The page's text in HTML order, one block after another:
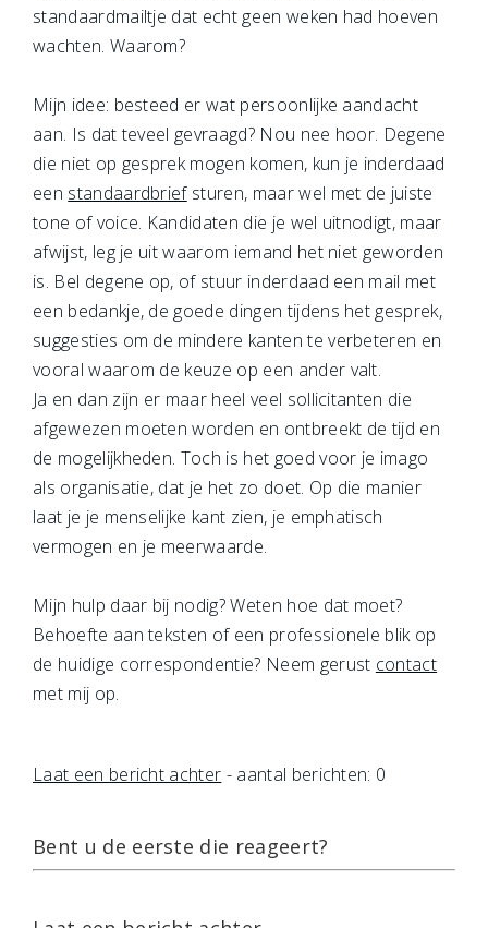
standaardmailtje dat echt geen weken had hoeven
wachten. Waarom?
Mijn idee: besteed er wat persoonlijke aandacht
aan. Is dat teveel gevraagd? Nou nee hoor. Degene
die niet op gesprek mogen komen, kun je inderdaad
een standaardbriefsturen, maar wel met de juiste
tone of voice. Kandidaten die je wel uitnodigt, maar
afwijst, leg je uit waarom iemand het niet geworden
is. Bel degene op, of stuur inderdaad een mail met
een bedankje, de goede dingen tijdens het gesprek,
suggesties om de mindere kanten te verbeteren en
vooral waarom de keuze op een ander valt.
Ja en dan zijn er maar heel veel sollicitanten die
afgewezen moeten worden en ontbreekt de tijd en
de mogelijkheden. Toch is het goed voor je imago
als organisatie, dat je het zo doet. Op die manier
laat je je menselijke kant zien, je emphatisch
vermogen en je meerwaarde.
Mijn hulp daar bij nodig? Weten hoe dat moet?
Behoefte aan teksten of een professionele blik op
de huidige correspondentie? Neem gerust contact
met mij op.
Laat een bericht achter - aantal berichten: 0
Bent u de eerste die reageert?